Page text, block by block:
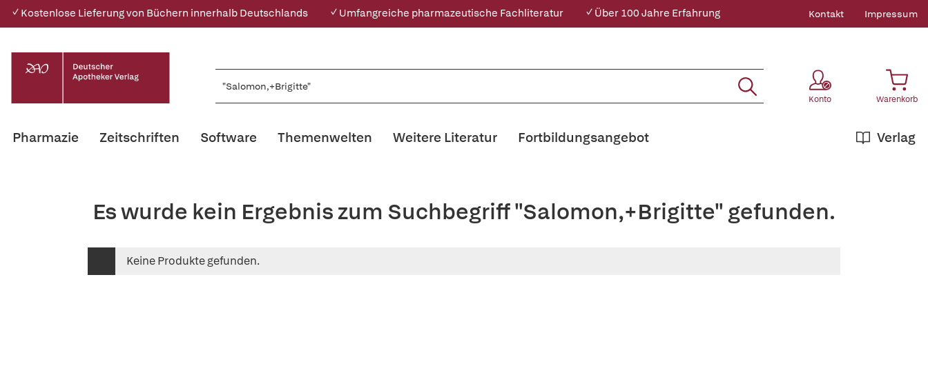
✓ Kostenlose Lieferung von Büchern innerhalb Deutschlands ✓ Umfangreiche pharmazeutische Fachliteratur ✓ Über 100 Jahre Erfahrung Kontakt Impressum
Konto Warenkorb
Pharmazie Zeitschriften Software Themenwelten Weitere Literatur Verlag
Fortbildungsangebot
Es wurde kein Ergebnis zum Suchbegriff "Salomon,+Brigitte" gefunden.
Keine Produkte gefunden.